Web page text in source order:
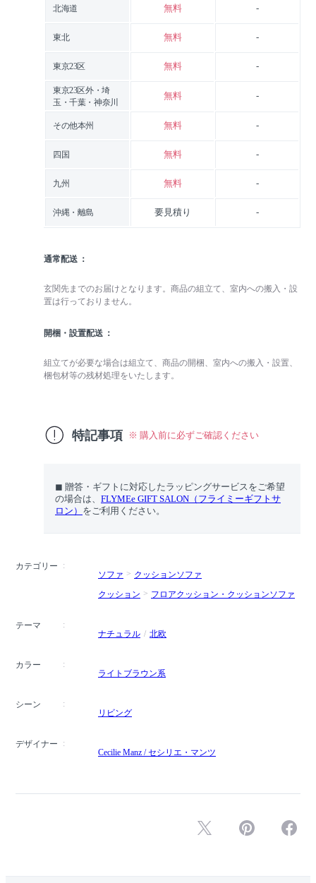
北海道 無料 -
東北 無料 -
東京23区 無料 -
東京23区外・埼
玉・千葉・神奈川
無料 -
その他本州 無料 -
四国 無料 -
九州 無料 -
沖縄・離島 要見積り -
通常配送
玄関先までのお届けとなります。商品の組立て、室内への搬入・設
置は行っておりません。
開梱・設置配送
組立てが必要な場合は組立て、商品の開梱、室内への搬入・設置、
梱包材等の残材処理をいたします。
特記事項 ※ 購入前に必ずご確認ください
◼︎ 贈答・ギフトに対応したラッピングサービスをご希望
の場合は、 FLYMEe GIFT SALON（フライミーギフトサ
ロン） をご利用ください。
カテゴリー
ソファ
クッションソファ
クッション
フロアクッション・クッションソファ
テーマ
ナチュラル
北欧
カラー
ライトブラウン系
シーン
リビング
デザイナー
Cecilie Manz / セシリエ・マンツ